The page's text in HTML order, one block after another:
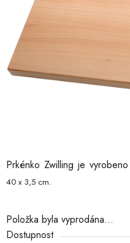
Prkénko Zwilling je
40 x 3,5 cm.
Položka byla vyprodána…
Dostupnost
hvězdiček.